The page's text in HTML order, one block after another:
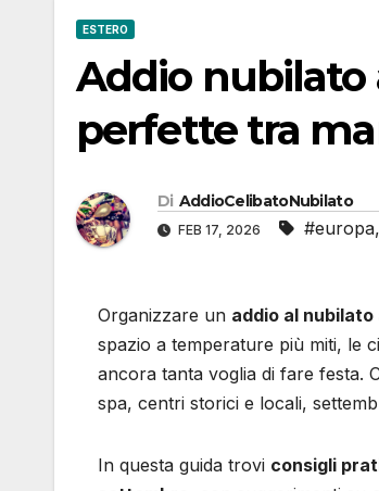
ESTERO
Addio nubilato
perfette tra
Di AddioCelibatoNubilato
FEB 17, 2026 #europa,
Organizzare un addio al
spazio a temperature più miti, le
ancora tanta voglia di fare festa.
spa, centri storici e locali,
In questa guida trovi consigli